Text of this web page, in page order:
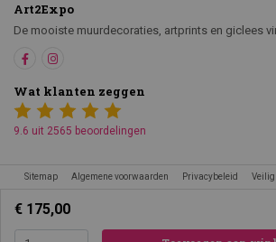
€ 175,00
Art2Expo
De mooiste muurdecoraties, artprints en giclees
Wat klanten zeggen
9.6 uit 2565 beoordelingen
Sitemap Algemene voorwaarden Privacybeleid Veilig